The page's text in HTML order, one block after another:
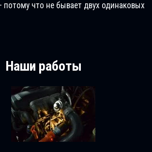
что не бывает двух одинаковых
Наши работы